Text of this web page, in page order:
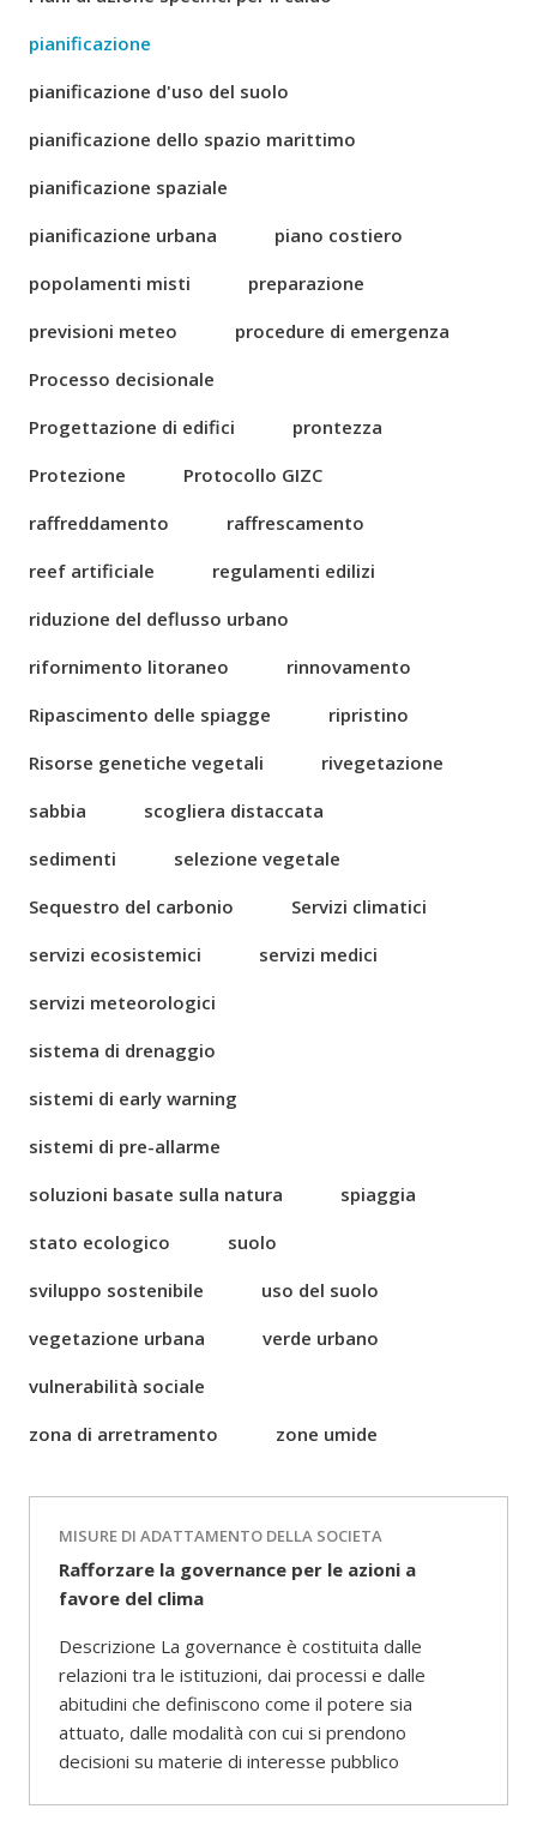
pianificazione
pianificazione d'uso del suolo
pianificazione dello spazio marittimo
pianificazione spaziale
pianificazione urbana
piano costiero
popolamenti misti
preparazione
previsioni meteo
procedure di emergenza
Processo decisionale
Progettazione di edifici
prontezza
Protezione
Protocollo GIZC
raffreddamento
raffrescamento
reef artificiale
regulamenti edilizi
riduzione del deflusso urbano
rifornimento litoraneo
rinnovamento
Ripascimento delle spiagge
ripristino
Risorse genetiche vegetali
rivegetazione
sabbia
scogliera distaccata
sedimenti
selezione vegetale
Sequestro del carbonio
Servizi climatici
servizi ecosistemici
servizi medici
servizi meteorologici
sistema di drenaggio
sistemi di early warning
sistemi di pre-allarme
soluzioni basate sulla natura
spiaggia
stato ecologico
suolo
sviluppo sostenibile
uso del suolo
vegetazione urbana
verde urbano
vulnerabilità sociale
zona di arretramento
zone umide
MISURE DI ADATTAMENTO DELLA SOCIETA
Rafforzare la governance per le azioni a
favore del clima
Descrizione La governance è costituita dalle
relazioni tra le istituzioni, dai processi e dalle
abitudini che definiscono come il potere sia
attuato, dalle modalità con cui si prendono
decisioni su materie di interesse pubblico